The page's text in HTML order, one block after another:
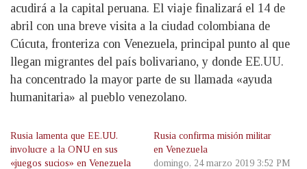
acudirá a la capital peruana. El viaje finalizará el 14 de
abril con una breve visita a la ciudad colombiana de
Cúcuta, fronteriza con Venezuela, principal punto al que
llegan migrantes del país bolivariano, y donde EE.UU.
ha concentrado la mayor parte de su llamada «ayuda
humanitaria» al pueblo venezolano.
Rusia lamenta que EE.UU.
involucre a la ONU en sus
«juegos sucios» en Venezuela
Rusia confirma misión militar
en Venezuela
domingo, 24 marzo 2019 3:52 PM